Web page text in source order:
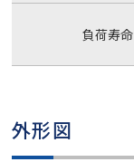
負荷寿命
外形図